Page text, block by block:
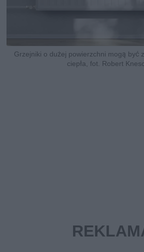
Grzejniki o dużej powierzchni mogą być
ciepła, fot. Robert